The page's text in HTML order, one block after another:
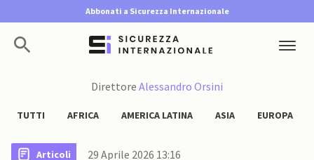
Abbonati a Sicurezza Internazionale
Direttore Alessandro Orsini
TUTTI AFRICA AMERICA LATINA ASIA EUROPA
Articoli 29 Aprile 2026 13:16